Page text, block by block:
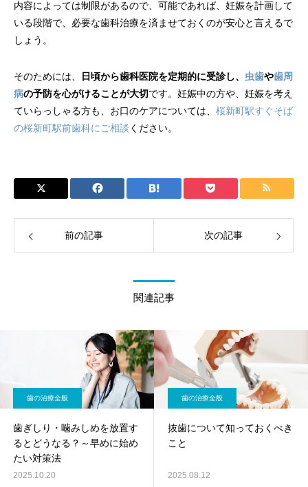
内容によっては制限があるので、可能であれば、妊娠を計画して
いる段階で、必要な歯科治療を済ませておくのが安心と言えるで
しょう。
そのためには、 日頃から歯科医院を定期的に受診し、 虫歯や歯周
病の予防を心がけることが大切 です。妊娠中の方や、妊娠を考え
ていらっしゃる方も、お口のケアについては、 桜新町駅すぐそば
の桜新町駅前歯科にご相談 ください。
前の記事 次の記事
関連記事
歯の治療全般
歯ぎしり・噛みしめを放置す
るとどうなる？～早めに始め
たい対策法
2025.10.20
歯の治療全般
抜歯について知っておくべき
こと
2025.08.12